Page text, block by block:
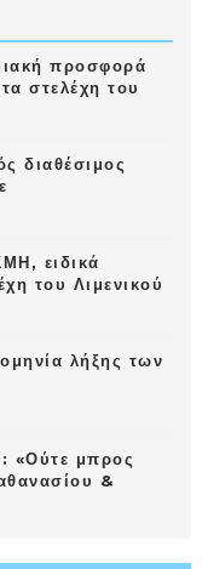
προσφορά
στελέχη του
διαθέσιμος
ειδικά
του Λιμενικού
λήξης των
«Ούτε μπρος
&